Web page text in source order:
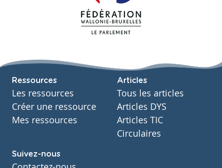
Ressources
Les ressources
Créer une ressource
Mes ressources
Articles
Tous les articles
Articles DYS
Articles TIC
Circulaires
Suivez-nous